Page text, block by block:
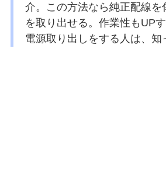
介。この方法なら純正配線を
を取り出せる。作業性もUP
電源取り出しをする人は、知